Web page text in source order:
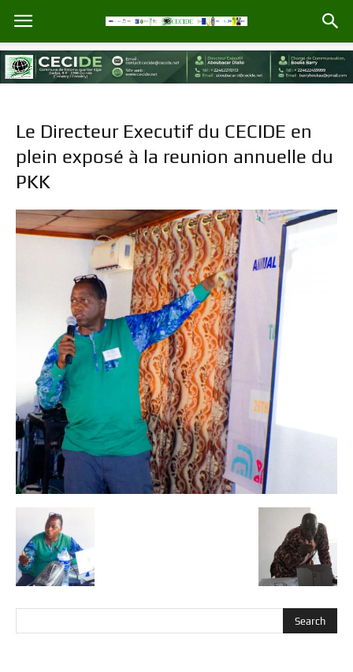
Le Directeur Executif du CECIDE en
plein exposé à la reunion annuelle du
PKK